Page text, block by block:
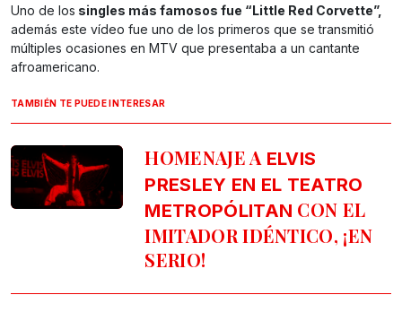
Uno de los singles más famosos fue “Little Red Corvette”,
además este vídeo fue uno de los primeros que se transmitió
múltiples ocasiones en MTV que presentaba a un cantante
afroamericano.
TAMBIÉN TE PUEDE INTERESAR
HOMENAJE AELVIS
PRESLEY EN EL TEATRO
METROPÓLITAN CON EL
IMITADOR IDÉNTICO, ¡EN
SERIO!